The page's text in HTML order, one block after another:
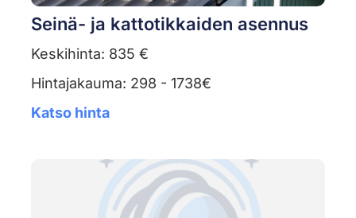
Seinä- ja kattotikkaiden asennus
Keskihinta: 835 €
Hintajakauma: 298 - 1738€
Katso hinta